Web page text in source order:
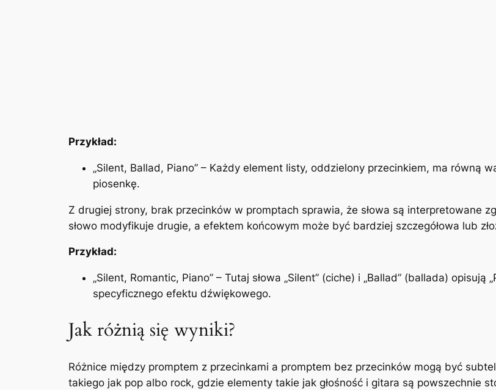
Przykład:
„Silent, Ballad, Piano” – Każdy element listy, oddzielony przecinkiem, ma równą
piosenkę.
Z drugiej strony, brak przecinków w promptach sprawia, że słowa są interpretowane
słowo modyfikuje drugie, a efektem końcowym może być bardziej szczegółowa lub
Przykład:
„Silent, Romantic, Piano” – Tutaj słowa „Silent” (ciche) i „Ballad” (ballada)
specyficznego efektu dźwiękowego.
Jak różnią się wyniki?
Różnice między promptem z przecinkami a promptem bez przecinków mogą być
takiego jak pop albo rock, gdzie elementy takie jak głośność i gitara są powszechnie